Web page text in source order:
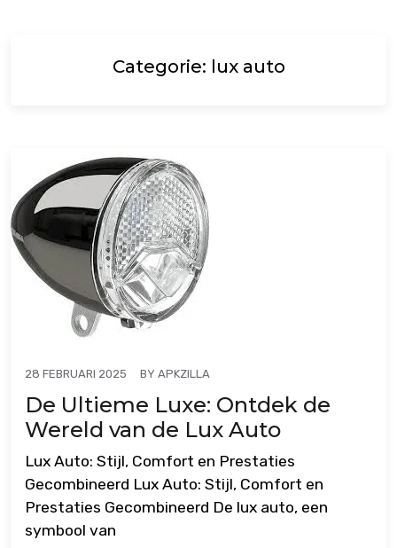
Categorie: lux auto
28 FEBRUARI 2025 BY APKZILLA
De Ultieme Luxe: Ontdek de
Wereld van de Lux Auto
Lux Auto: Stijl, Comfort en Prestaties
Gecombineerd Lux Auto: Stijl, Comfort en
Prestaties Gecombineerd De lux auto, een
symbool van